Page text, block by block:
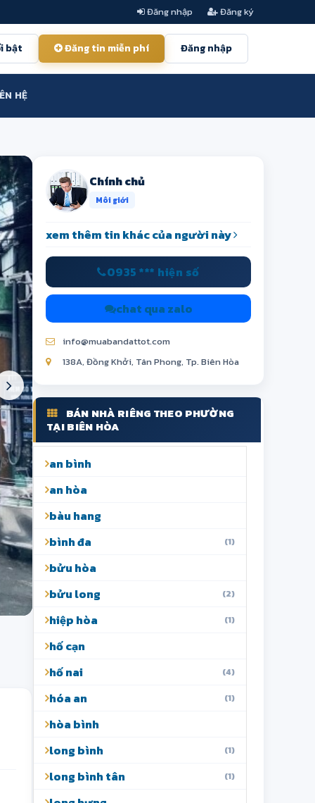
Đăng nhập Đăng ký
bật Đăng tin miễn phí Đăng nhập
HỆ
Chính chủ
Môi giới
xem thêm tin khác của người này
0935 *** hiện số
chat qua zalo
info@muabandattot.com
138A, Đồng Khởi, Tân Phong, Tp. Biên Hòa
BÁN NHÀ RIÊNG THEO PHƯỜNG
TẠI BIÊN HÒA
an bình
an hòa
bàu hang
bình đa
(1)
bửu hòa
bửu long
(2)
hiệp hòa (1)
hố cạn
hố nai
(4)
hóa an (1)
hòa bình
long bình
(1)
long bình tân (1)